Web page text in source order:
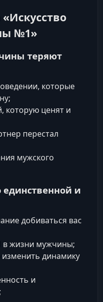
№1»
теряют
которые
которую ценят и
перестал
мужского
единственной и
добиваться вас
в жизни мужчины;
динамику
и